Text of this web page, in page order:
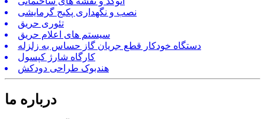
نصب و نگهداری پکیج گرمایشی
تئوری حریق
سیستم های اعلام حریق
دستگاه خودکار قطع جریان گاز حساس به زلزله
کارگاه شارژ کپسول
هندبوک طراحی دودکش
درباره ما